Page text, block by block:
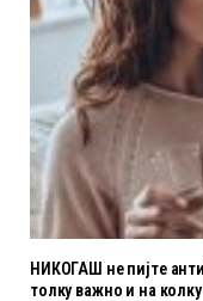
НИКОГАШ не пијте
толку важно и на